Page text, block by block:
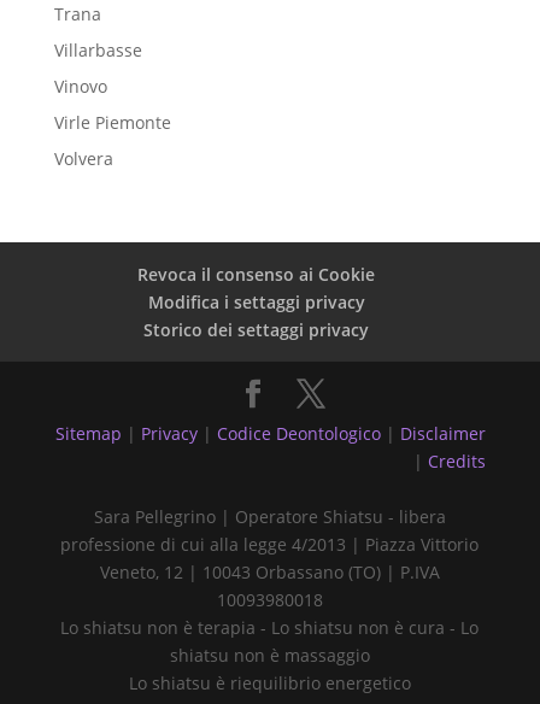
Trana
Villarbasse
Vinovo
Virle Piemonte
Volvera
Revoca il consenso ai Cookie
Modifica i settaggi privacy
Storico dei settaggi privacy
Sitemap | Privacy | Codice Deontologico | Disclaimer
| Credits
Sara Pellegrino | Operatore Shiatsu - libera
professione di cui alla legge 4/2013 | Piazza Vittorio
Veneto, 12 | 10043 Orbassano (TO) | P.IVA
10093980018
Lo shiatsu non è terapia - Lo shiatsu non è cura - Lo
shiatsu non è massaggio
Lo shiatsu è riequilibrio energetico